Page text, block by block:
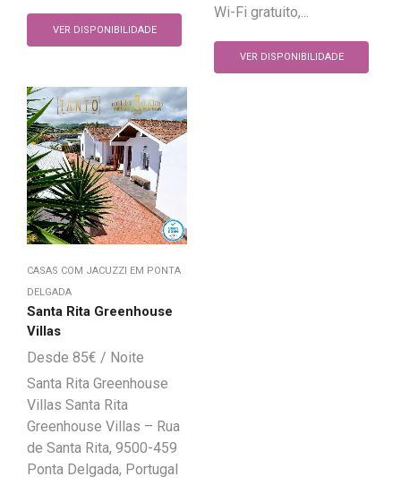
VER DISPONIBILIDADE
Wi-Fi gratuito,...
VER DISPONIBILIDADE
CASAS COM JACUZZI EM PONTA
DELGADA
Santa Rita Greenhouse
Villas
85€
Santa Rita Greenhouse
Villas Santa Rita
Greenhouse Villas – Rua
de Santa Rita, 9500-459
Ponta Delgada, Portugal